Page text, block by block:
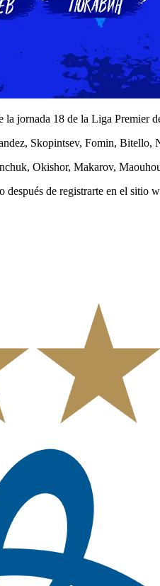
jornada 18 de la Liga Premier
Skopintsev, Fomin, Bitello,
Okishor, Makarov,
de registrarte en el sitio